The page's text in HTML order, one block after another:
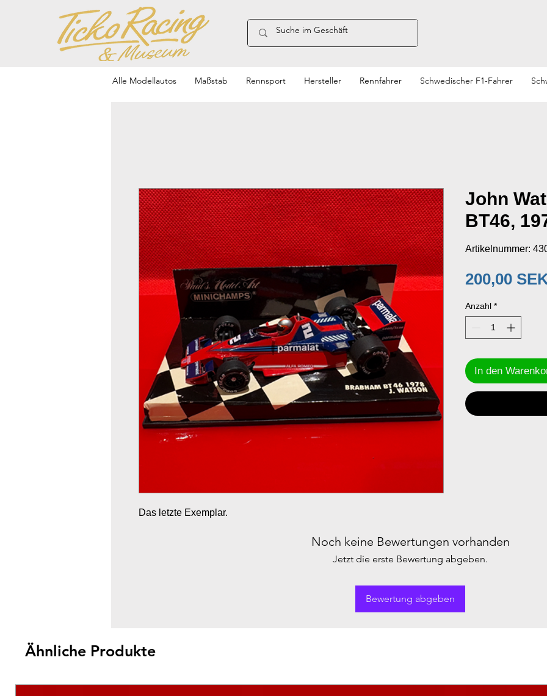
Alle Modellautos Maßstab Rennsport Hersteller Rennfahrer Schwedischer F1-Fahrer
Das letzte Exemplar.
John
BT46,
Artikelnummer:
200,00
Anzahl *
In den
Noch keine Bewertungen vorhanden
Jetzt die erste Bewertung abgeben.
Bewertung abgeben
Ähnliche Produkte